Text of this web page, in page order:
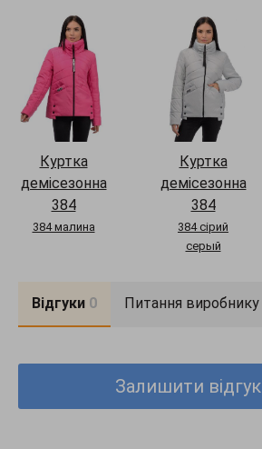
Куртка
демісезонна
384
384 малина
Куртка
демісезонна
384
384 сірий
серый
Відгуки 0 Питання виробнику
Залишити відгук